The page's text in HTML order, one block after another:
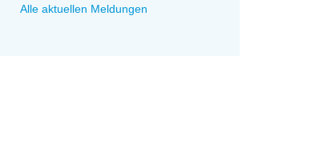
Alle aktuellen Meldungen